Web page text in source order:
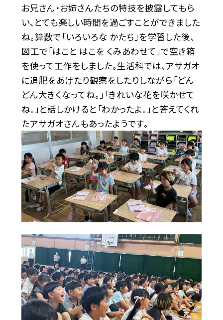
お兄さん・お姉さんたちの特技を披露してもら
い、とても楽しい時間を過ごすことができました
ね。算数で「いろいろな かたち」を学習した後、
図工で「はこと はこを くみあわせて」で空き箱
を使って工作をしました。生活科では、アサガオ
に追肥をあげたり観察をしたりしながら「どん
どん大きくなってね。」「きれいな花を咲かせて
ね。」と話しかけると「わかったよ。」と答えてくれ
たアサガオさんもあったようです。